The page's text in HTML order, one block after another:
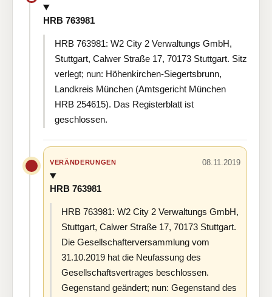
HRB 763981
HRB 763981: W2 City 2 Verwaltungs GmbH,
Stuttgart, Calwer Straße 17, 70173 Stuttgart. Sitz
verlegt; nun: Höhenkirchen-Siegertsbrunn,
Landkreis München (Amtsgericht München
HRB 254615). Das Registerblatt ist
geschlossen.
VERÄNDERUNGEN 08.11.2019
HRB 763981
HRB 763981: W2 City 2 Verwaltungs GmbH,
Stuttgart, Calwer Straße 17, 70173 Stuttgart.
Die Gesellschafterversammlung vom
31.10.2019 hat die Neufassung des
Gesellschaftsvertrages beschlossen.
Gegenstand geändert; nun: Gegenstand des